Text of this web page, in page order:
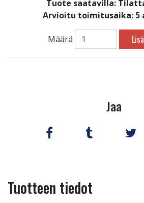
Tuote saatavilla:
Arvioitu toimitusaika: 5
Määrä
Jaa
Tuotteen tiedot